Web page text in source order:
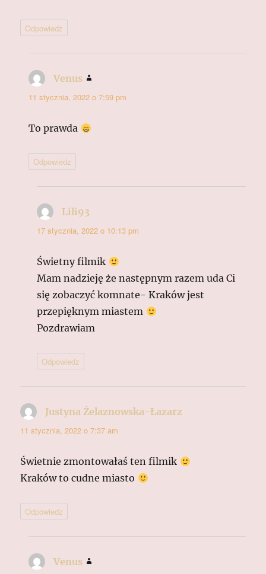
Odpowiedz
Venus
11 stycznia, 2022 o 7:59 pm
To prawda
Odpowiedz
Lili93
17 stycznia, 2022 o 10:13 pm
Świetny filmik
Mam nadzieję że następnym razem uda Ci
się zobaczyć komnate- Kraków jest
przepięknym miastem
Pozdrawiam
Odpowiedz
Justyna Żelaznowska-Łazarz
11 stycznia, 2022 o 7:37 am
Świetnie zmontowałaś ten filmik
Kraków to cudne miasto
Odpowiedz
Venus